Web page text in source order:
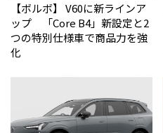
【ボルボ】 V60に新ラインア
ップ 「Core B4」新設定と2
つの特別仕様車で商品力を強
化